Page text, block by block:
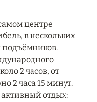
центре
в нескольких
подъёмников.
2 часов, от
2 часа 15 минут.
отдых: